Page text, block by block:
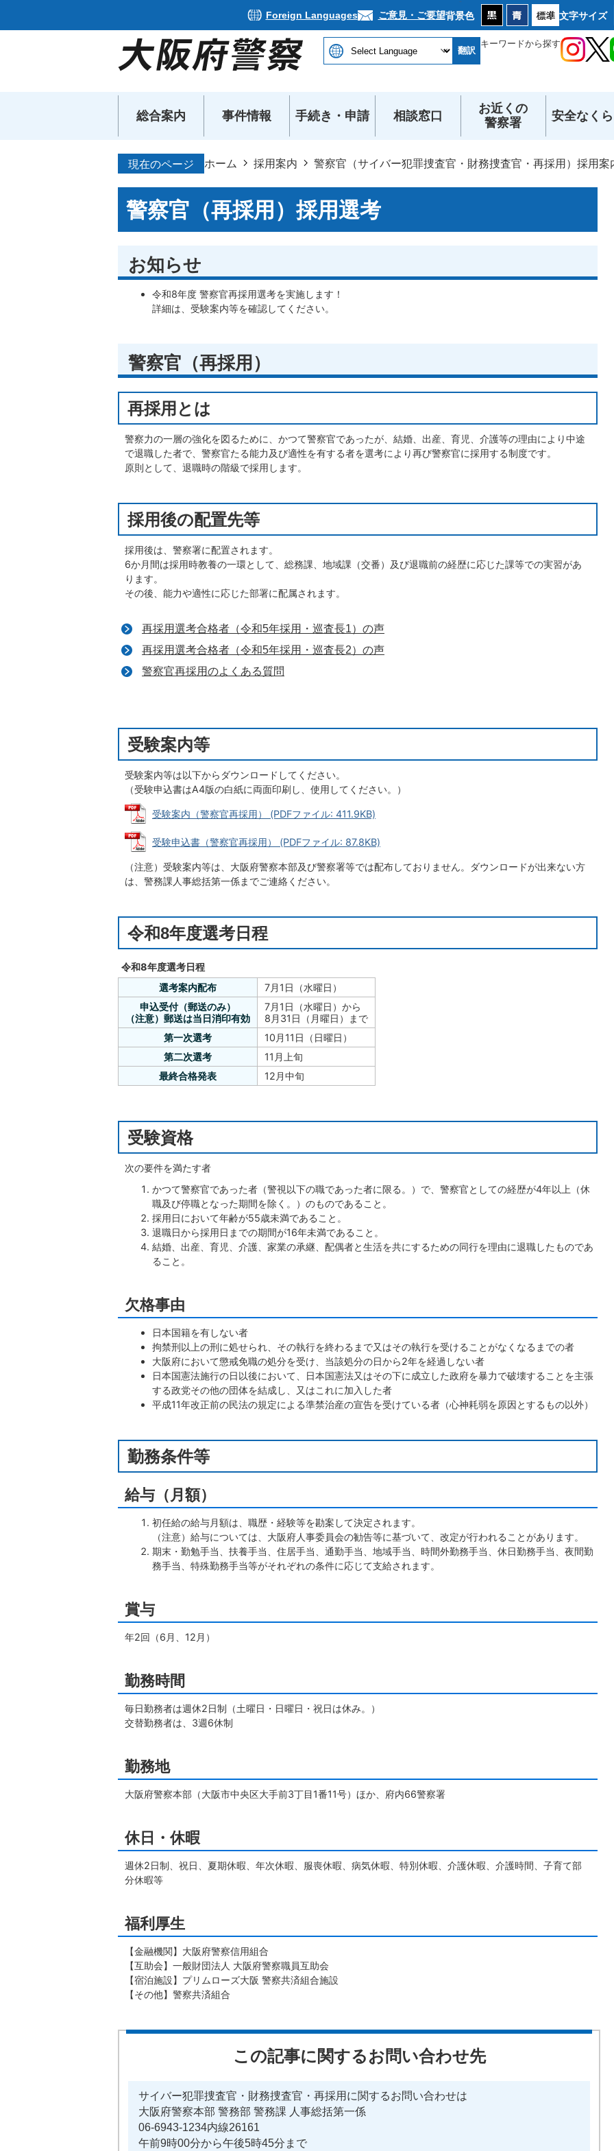
Foreign Languages ご意見・ご要望背景色 文字サイズ
翻訳
キーワードから探す
総合案内 事件情報 手続き・申請 相談窓口
お近くの
警察署
安全なく
現在のページ ホーム 採用案内 警察官（サイバー犯罪捜査官・財務捜査官・再採用）採用案
警察官（再採用）採用選考
お知らせ
令和8年度 警察官再採用選考を実施します！
詳細は、受験案内等を確認してください。
警察官（再採用）
再採用とは
警察力の一層の強化を図るために、かつて警察官であったが、結婚、出産、育児、介護等の理由により中途
で退職した者で、警察官たる能力及び適性を有する者を選考により再び警察官に採用する制度です。
原則として、退職時の階級で採用します。
採用後の配置先等
採用後は、警察署に配置されます。
6か月間は採用時教養の一環として、総務課、地域課（交番）及び退職前の経歴に応じた課等での実習があ
ります。
その後、能力や適性に応じた部署に配属されます。
再採用選考合格者（令和5年採用・巡査長1）の声
再採用選考合格者（令和5年採用・巡査長2）の声
警察官再採用のよくある質問
受験案内等
受験案内等は以下からダウンロードしてください。
（受験申込書はA4版の白紙に両面印刷し、使用してください。）
受験案内（警察官再採用） (PDFファイル: 411.9KB)
受験申込書（警察官再採用） (PDFファイル: 87.8KB)
（注意）受験案内等は、大阪府警察本部及び警察署等では配布しておりません。ダウンロードが出来ない方
は、警務課人事総括第一係までご連絡ください。
令和8年度選考日程
令和8年度選考日程
選考案内配布
7月1日（水曜日）
申込受付（郵送のみ）
（注意）郵送は当日消印有効
7月1日（水曜日）から
8月31日（月曜日）まで
第一次選考
10月11日（日曜日）
第二次選考
11月上旬
最終合格発表
12月中旬
受験資格
次の要件を満たす者
かつて警察官であった者（警視以下の職であった者に限る。）で、警察官としての経歴が4年以上（休
職及び停職となった期間を除く。）のものであること。
採用日において年齢が55歳未満であること。
退職日から採用日までの期間が16年未満であること。
結婚、出産、育児、介護、家業の承継、配偶者と生活を共にするための同行を理由に退職したものであ
ること。
欠格事由
日本国籍を有しない者
拘禁刑以上の刑に処せられ、その執行を終わるまで又はその執行を受けることがなくなるまでの者
大阪府において懲戒免職の処分を受け、当該処分の日から2年を経過しない者
日本国憲法施行の日以後において、日本国憲法又はその下に成立した政府を暴力で破壊することを主張
する政党その他の団体を結成し、又はこれに加入した者
平成11年改正前の民法の規定による準禁治産の宣告を受けている者（心神耗弱を原因とするもの以外）
勤務条件等
給与（月額）
初任給の給与月額は、職歴・経験等を勘案して決定されます。
（注意）給与については、大阪府人事委員会の勧告等に基づいて、改定が行われることがあります。
期末・勤勉手当、扶養手当、住居手当、通勤手当、地域手当、時間外勤務手当、休日勤務手当、夜間勤
務手当、特殊勤務手当等がそれぞれの条件に応じて支給されます。
賞与
年2回（6月、12月）
勤務時間
毎日勤務者は週休2日制（土曜日・日曜日・祝日は休み。）
交替勤務者は、3週6休制
勤務地
大阪府警察本部（大阪市中央区大手前3丁目1番11号）ほか、府内66警察署
休日・休暇
週休2日制、祝日、夏期休暇、年次休暇、服喪休暇、病気休暇、特別休暇、介護休暇、介護時間、子育て部
分休暇等
福利厚生
【金融機関】大阪府警察信用組合
【互助会】一般財団法人 大阪府警察職員互助会
【宿泊施設】プリムローズ大阪 警察共済組合施設
【その他】警察共済組合
この記事に関するお問い合わせ先
サイバー犯罪捜査官・財務捜査官・再採用に関するお問い合わせは
大阪府警察本部 警務部 警務課 人事総括第一係
06-6943-1234内線26161
午前9時00分から午後5時45分まで